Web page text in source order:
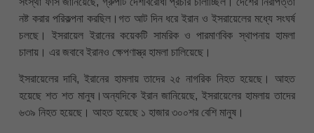
নষ্ট করার পরিকল্পনা করছিল।গত আট দিন ধরে ইরান ও ইসরায়েলের মধ্যে সংঘর্ষ
চলছে। ইসরায়েল ইরানের কয়েকটি সামরিক ও পারমাণবিক স্থাপনায় হামলা
চালায়। এর জবাবে ইরানও ক্ষেপণাস্ত্র হামলা চালিয়েছে।
ইসরায়েলের দাবি, ইরানের হামলায় তাদের ২৫ নাগরিক নিহত হয়েছে। আহত
হয়েছে শত শত মানুষ।অন্যদিকে ইরান জানিয়েছে, ইসরায়েলের হামলায় তাদের
৬৩৯ নিহত হয়েছে। আহত হয়েছে ১ হাজার ৩০০শর বেশি মানুষ।